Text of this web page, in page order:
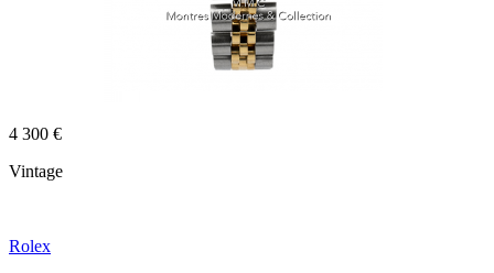
4 300 €
Vintage
Rolex